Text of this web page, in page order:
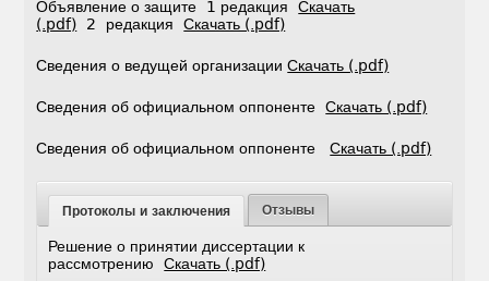
Объявление о защите 1 редакцияСкачать
(.pdf) 2 редакцияСкачать (.pdf)
Сведения о ведущей организацииСкачать (.pdf)
Сведения об официальном оппонентеСкачать (.pdf)
Сведения об официальном оппонентеСкачать (.pdf)
Протоколы и заключения Отзывы
Решение о принятии диссертации к
рассмотрениюСкачать (.pdf)